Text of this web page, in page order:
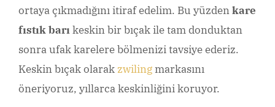
ortaya çıkmadığını itiraf edelim. Bu yüzdenkare
fıstık barıkeskin bir bıçak ile tam donduktan
sonra ufak karelere bölmenizi tavsiye ederiz.
Keskin bıçak olarakzwilingmarkasını
öneriyoruz, yıllarca keskinliğini koruyor.